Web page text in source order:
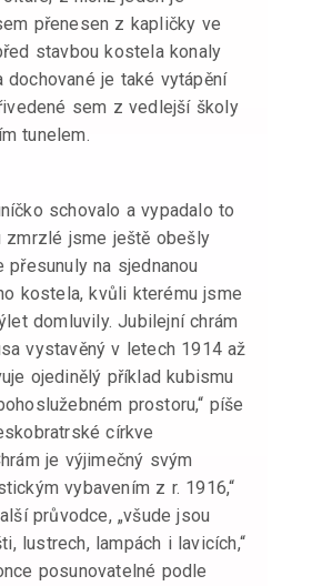
přenesen z kapličky ve
stavbou kostela konaly
dochované je také vytápění
sem z vedlejší školy
tunelem.
schovalo a vypadalo to
zmrzlé jsme ještě obešly
na sjednanou
kostela, kvůli kterému jsme
domluvily. Jubilejní chrám
vystavěný v letech 1914 až
ojedinělý příklad kubismu
prostoru,“ píše
církve
je výjimečný svým
vybavením z r. 1916,“
průvodce, „všude jsou
lustrech, lampách i lavicích,“
posunovatelné podle